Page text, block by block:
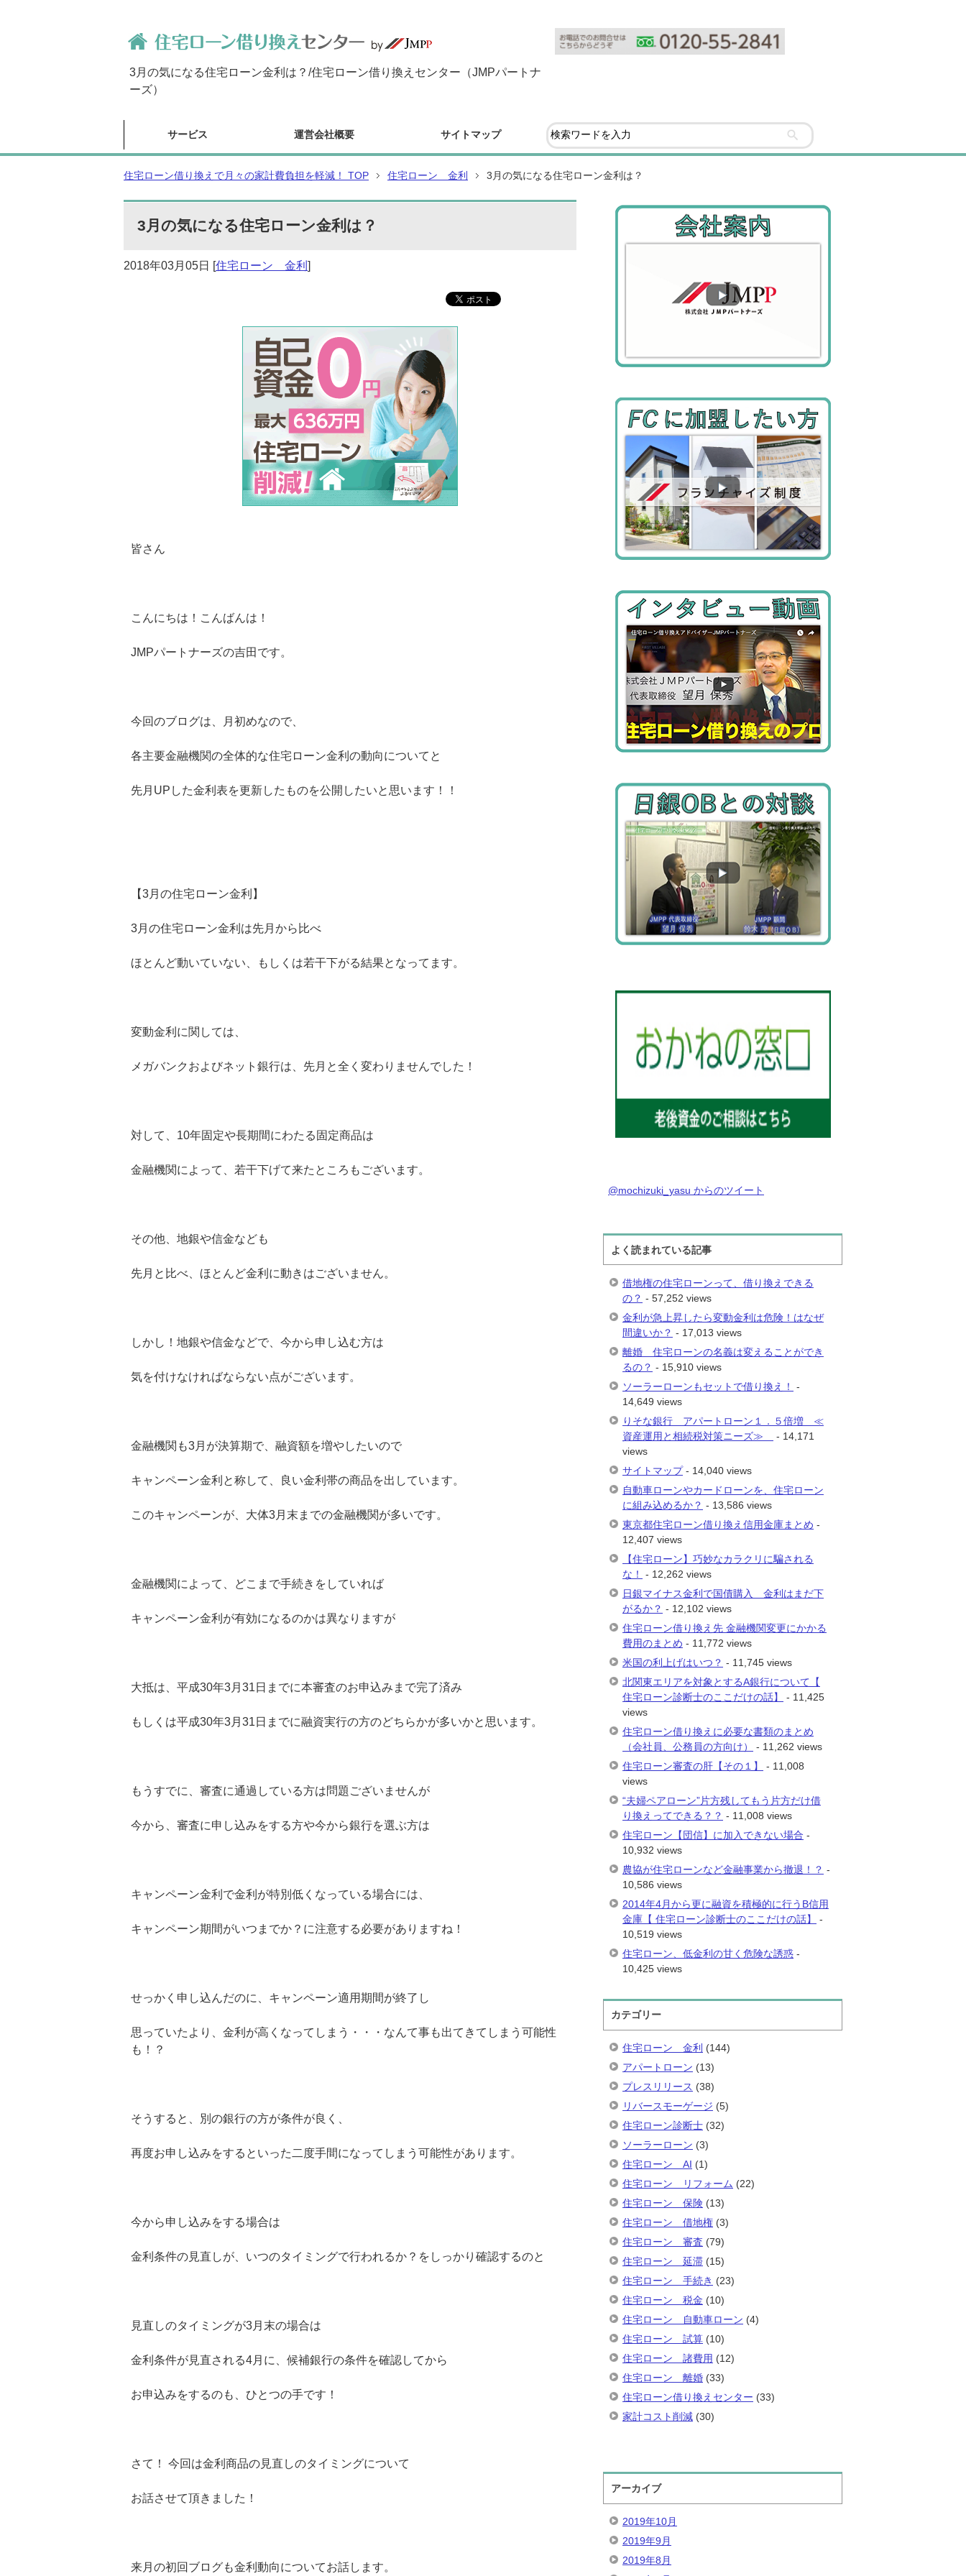
3月の気になる住宅ローン金利は？/住宅ローン借り換えセンター（JMPパートナ
ーズ）
サービス 運営会社概要 サイトマップ
住宅ローン借り換えで月々の家計費負担を軽減！ TOP 住宅ローン 金利 3月の気になる住宅ローン金利は？
3月の気になる住宅ローン金利は？
2018年03月05日 [住宅ローン 金利 ]
皆さん
こんにちは！こんばんは！
JMPパートナーズの吉田です。
今回のブログは、月初めなので、
各主要金融機関の全体的な住宅ローン金利の動向についてと
先月UPした金利表を更新したものを公開したいと思います！！
【3月の住宅ローン金利】
3月の住宅ローン金利は先月から比べ
ほとんど動いていない、もしくは若干下がる結果となってます。
変動金利に関しては、
メガバンクおよびネット銀行は、先月と全く変わりませんでした！
対して、10年固定や長期間にわたる固定商品は
金融機関によって、若干下げて来たところもございます。
その他、地銀や信金なども
先月と比べ、ほとんど金利に動きはございません。
しかし！地銀や信金などで、今から申し込む方は
気を付けなければならない点がございます。
金融機関も3月が決算期で、融資額を増やしたいので
キャンペーン金利と称して、良い金利帯の商品を出しています。
このキャンペーンが、大体3月末までの金融機関が多いです。
金融機関によって、どこまで手続きをしていれば
キャンペーン金利が有効になるのかは異なりますが
大抵は、平成30年3月31日までに本審査のお申込みまで完了済み
もしくは平成30年3月31日までに融資実行の方のどちらかが多いかと思います。
もうすでに、審査に通過している方は問題ございませんが
今から、審査に申し込みをする方や今から銀行を選ぶ方は
キャンペーン金利で金利が特別低くなっている場合には、
キャンペーン期間がいつまでか？に注意する必要がありますね！
せっかく申し込んだのに、キャンペーン適用期間が終了し
思っていたより、金利が高くなってしまう・・・なんて事も出てきてしまう可能性
も！？
そうすると、別の銀行の方が条件が良く、
再度お申し込みをするといった二度手間になってしまう可能性があります。
今から申し込みをする場合は
金利条件の見直しが、いつのタイミングで行われるか？をしっかり確認するのと
見直しのタイミングが3月末の場合は
金利条件が見直される4月に、候補銀行の条件を確認してから
お申込みをするのも、ひとつの手です！
さて！ 今回は金利商品の見直しのタイミングについて
お話させて頂きました！
来月の初回ブログも金利動向についてお話します。
@mochizuki_yasu からのツイート
よく読まれている記事
借地権の住宅ローンって、借り換えできる
の？ - 57,252 views
金利が急上昇したら変動金利は危険！はなぜ
間違いか？ - 17,013 views
離婚 住宅ローンの名義は変えることができ
るの？ - 15,910 views
ソーラーローンもセットで借り換え！
-
14,649 views
りそな銀行 アパートローン１．５倍増 ≪
資産運用と相続税対策ニーズ≫
- 14,171
views
サイトマップ- 14,040 views
自動車ローンやカードローンを、住宅ローン
に組み込めるか？ - 13,586 views
東京都住宅ローン借り換え信用金庫まとめ -
12,407 views
【住宅ローン】巧妙なカラクリに騙される
な！
- 12,262 views
日銀マイナス金利で国債購入 金利はまだ下
がるか？ - 12,102 views
住宅ローン借り換え先 金融機関変更にかかる
費用のまとめ - 11,772 views
米国の利上げはいつ？ - 11,745 views
北関東エリアを対象とするA銀行について【
住宅ローン診断士のここだけの話】
- 11,425
views
住宅ローン借り換えに必要な書類のまとめ
（会社員、公務員の方向け）
- 11,262 views
住宅ローン審査の肝【その１】
- 11,008
views
“夫婦ペアローン”片方残してもう片方だけ借
り換えってできる？？ - 11,008 views
住宅ローン【団信】に加入できない場合 -
10,932 views
農協が住宅ローンなど金融事業から撤退！？ -
10,586 views
2014年4月から更に融資を積極的に行うB信用
金庫【 住宅ローン診断士のここだけの話】
-
10,519 views
住宅ローン、低金利の甘く危険な誘惑 -
10,425 views
カテゴリー
住宅ローン 金利 (144)
アパートローン (13)
プレスリリース (38)
リバースモーゲージ (5)
住宅ローン診断士 (32)
ソーラーローン (3)
住宅ローン AI (1)
住宅ローン リフォーム (22)
住宅ローン 保険 (13)
住宅ローン 借地権 (3)
住宅ローン 審査 (79)
住宅ローン 延滞 (15)
住宅ローン 手続き (23)
住宅ローン 税金 (10)
住宅ローン 自動車ローン (4)
住宅ローン 試算 (10)
住宅ローン 諸費用 (12)
住宅ローン 離婚 (33)
住宅ローン借り換えセンター (33)
家計コスト削減 (30)
アーカイブ
2019年10月
2019年9月
2019年8月